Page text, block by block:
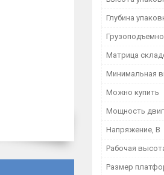
Глубина
Матрица
Минимальная
Можно купить
Мощность
Напряжение, В
Рабочая
Размер